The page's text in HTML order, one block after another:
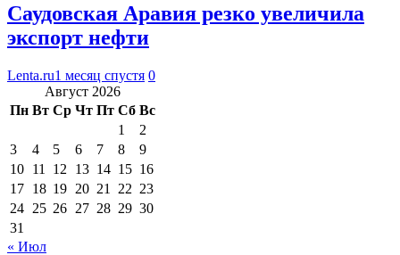
Саудовская Аравия резко увеличила
экспорт нефти
Lenta.ru1 месяц спустя 0
Август 2026
Пн Вт Ср Чт Пт Сб Вс
1
2
3
4 5 6 7 8
9
10 11 12 13 14 15 16
17 18 19 20 21 22 23
24 25 26 27 28 29 30
31
« Июл